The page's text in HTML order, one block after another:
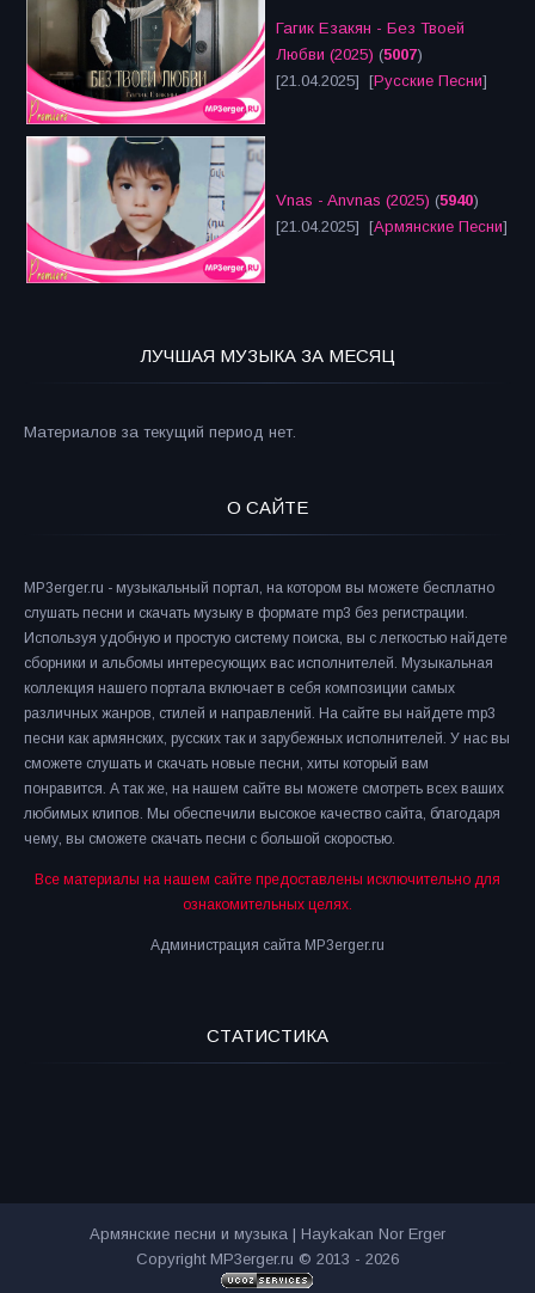
Гагик Езакян - Без Твоей
Любви (2025) (5007)
[21.04.2025] [Русские Песни]
Vnas - Anvnas (2025) (5940)
[21.04.2025] [Армянские Песни]
ЛУЧШАЯ МУЗЫКА ЗА МЕСЯЦ
Материалов за текущий период нет.
О САЙТЕ
MP3erger.ru - музыкальный портал, на котором вы можете бесплатно
слушать песни и скачать музыку в формате mp3 без регистрации.
Используя удобную и простую систему поиска, вы с легкостью найдете
сборники и альбомы интересующих вас исполнителей. Музыкальная
коллекция нашего портала включает в себя композиции самых
различных жанров, стилей и направлений. На сайте вы найдете mp3
песни как армянских, русских так и зарубежных исполнителей. У нас вы
сможете слушать и скачать новые песни, хиты который вам
понравится. А так же, на нашем сайте вы можете смотреть всех ваших
любимых клипов. Мы обеспечили высокое качество сайта, благодаря
чему, вы сможете скачать песни с большой скоростью.
Все материалы на нашем сайте предоставлены исключительно для
ознакомительных целях.
Администрация сайта MP3erger.ru
СТАТИСТИКА
Армянские песни и музыка | Haykakan Nor Erger
Copyright MP3erger.ru © 2013 - 2026